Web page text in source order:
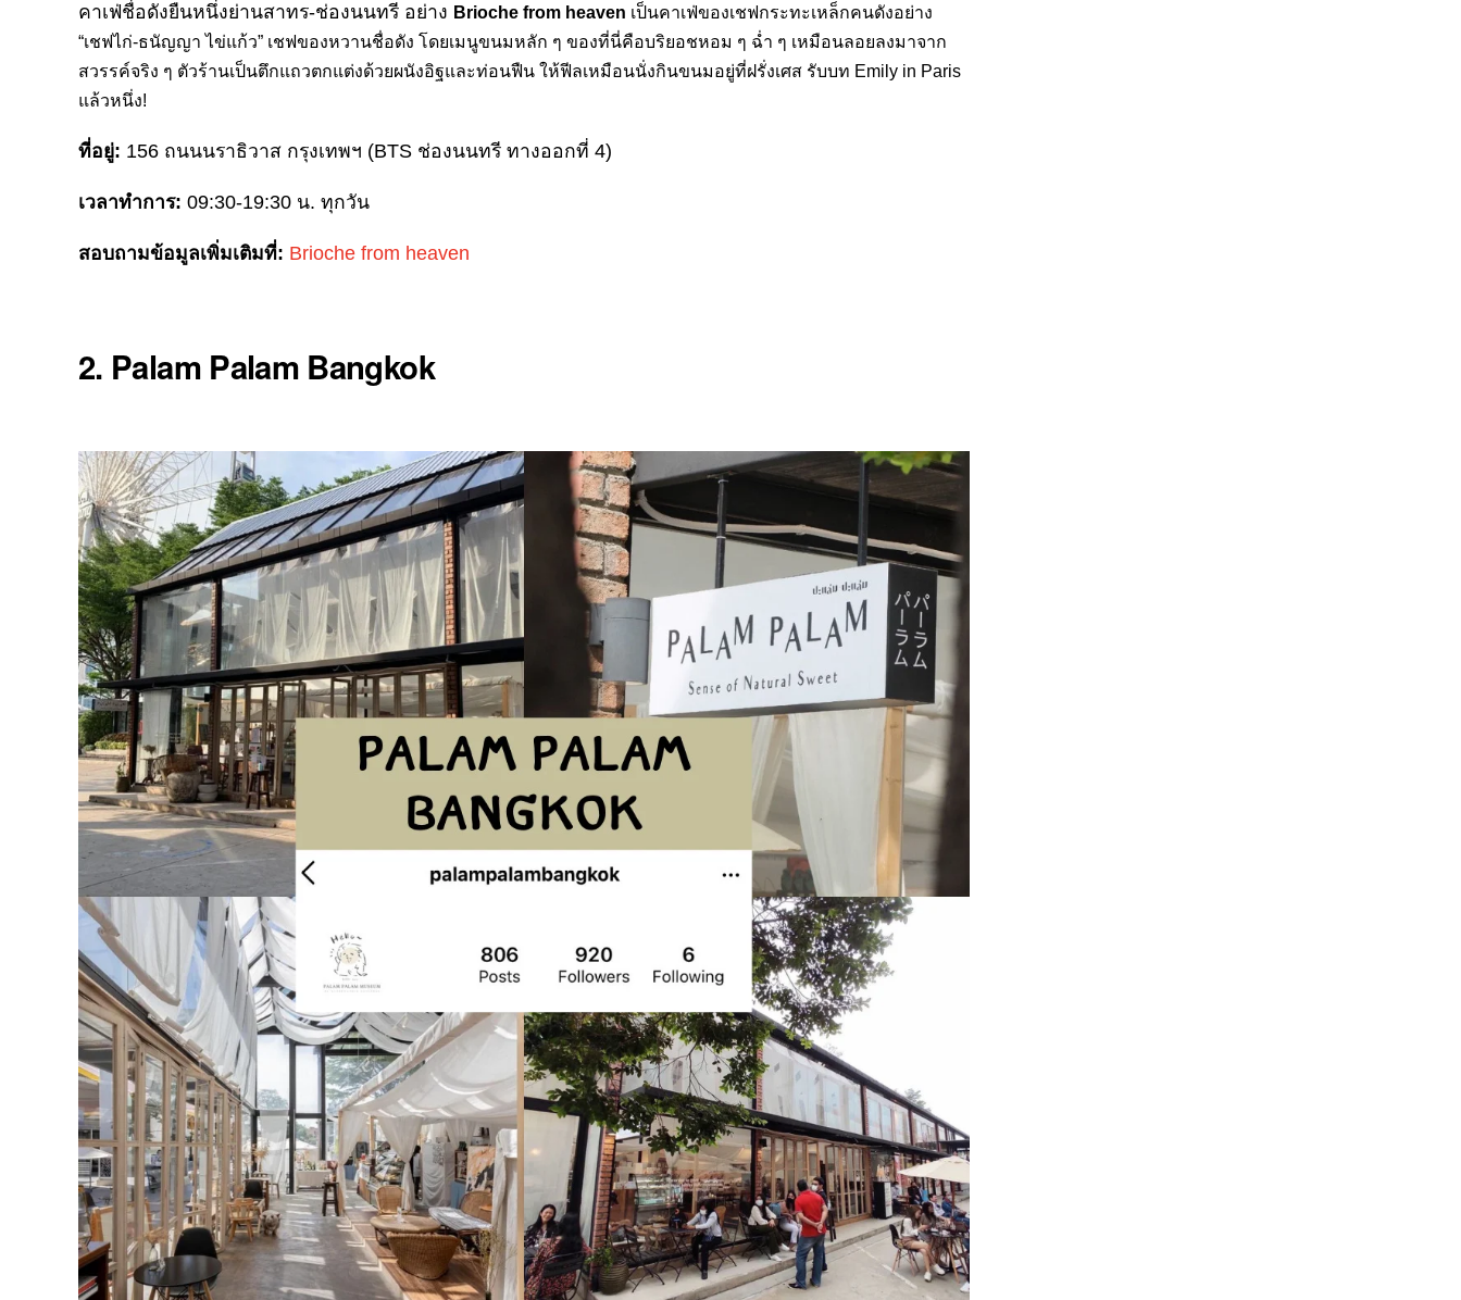
คาเฟ่ชื่อดังยืนหนึ่งย่านสาทร-ช่องนนทรี อย่าง Brioche from heaven เป็นคาเฟ่ของเชฟกระทะเหล็กคนดังอย่าง
“เชฟไก่-ธนัญญา ไข่แก้ว” เชฟของหวานชื่อดัง โดยเมนูขนมหลัก ๆ ของที่นี่คือบริยอชหอม ๆ ฉ่ำ ๆ เหมือนลอยลงมาจาก
สวรรค์จริง ๆ ตัวร้านเป็นตึกแถวตกแต่งด้วยผนังอิฐและท่อนฟืน ให้ฟีลเหมือนนั่งกินขนมอยู่ที่ฝรั่งเศส รับบท Emily in Paris
แล้วหนึ่ง!
ที่อยู่: 156 ถนนนราธิวาส กรุงเทพฯ (BTS ช่องนนทรี ทางออกที่ 4)
เวลาทำการ: 09:30-19:30 น. ทุกวัน
สอบถามข้อมูลเพิ่มเติมที่: Brioche from heaven
2. Palam Palam Bangkok